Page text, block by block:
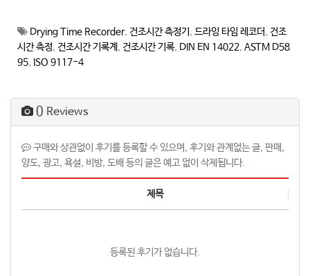
Drying Time Recorder, 건조시간 측정기 , 드라잉 타임 레코더, 건조
시간 측정, 건조시간 기록계 , 건조시간 기록, DIN EN 14022, ASTM D58
95, ISO 9117-4
0 Reviews
구매와 상관없이 후기를 등록할 수 있으며, 후기와 관계없는 글, 판매,
양도, 광고, 욕설, 비방, 도배 등의 글은 예고 없이 삭제됩니다.
제목
등록된 후기가 없습니다.